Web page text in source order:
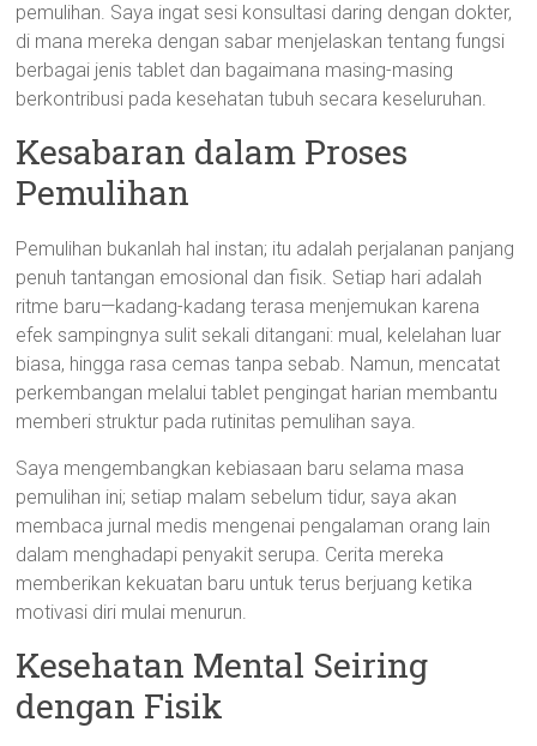
pemulihan. Saya ingat sesi konsultasi daring dengan dokter,
di mana mereka dengan sabar menjelaskan tentang fungsi
berbagai jenis tablet dan bagaimana masing-masing
berkontribusi pada kesehatan tubuh secara keseluruhan.
Kesabaran dalam Proses
Pemulihan
Pemulihan bukanlah hal instan; itu adalah perjalanan panjang
penuh tantangan emosional dan fisik. Setiap hari adalah
ritme baru—kadang-kadang terasa menjemukan karena
efek sampingnya sulit sekali ditangani: mual, kelelahan luar
biasa, hingga rasa cemas tanpa sebab. Namun, mencatat
perkembangan melalui tablet pengingat harian membantu
memberi struktur pada rutinitas pemulihan saya.
Saya mengembangkan kebiasaan baru selama masa
pemulihan ini; setiap malam sebelum tidur, saya akan
membaca jurnal medis mengenai pengalaman orang lain
dalam menghadapi penyakit serupa. Cerita mereka
memberikan kekuatan baru untuk terus berjuang ketika
motivasi diri mulai menurun.
Kesehatan Mental Seiring
dengan Fisik